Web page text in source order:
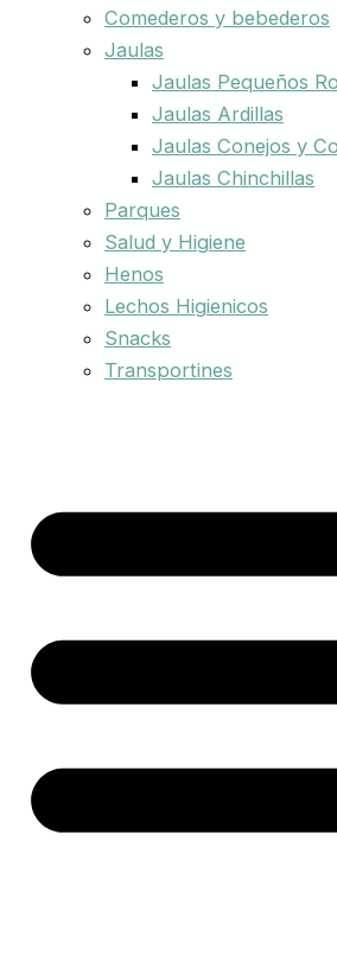
Comederos y bebederos
Jaulas
Jaulas Pequeños
Jaulas Ardillas
Jaulas Conejos y
Jaulas Chinchillas
Parques
Salud y Higiene
Henos
Lechos Higienicos
Snacks
Transportines